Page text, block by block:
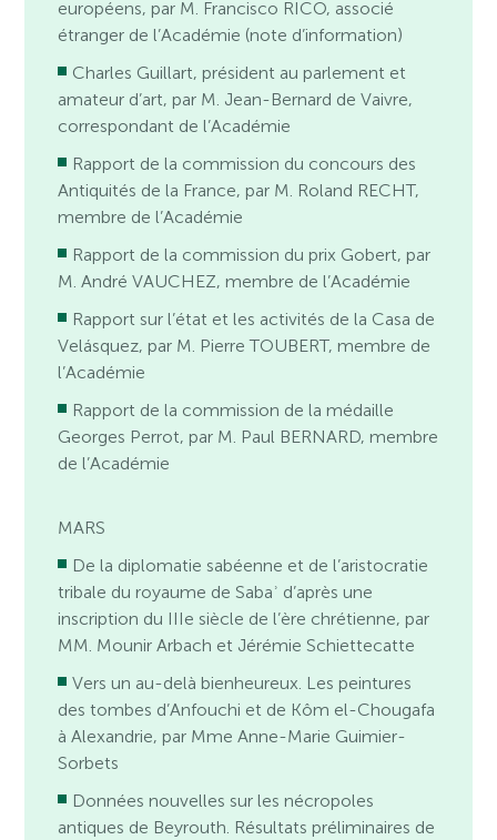
européens, par M. Francisco RICO, associé
étranger de l’Académie (note d’information)
Charles Guillart, président au parlement et
amateur d’art, par M. Jean-Bernard de Vaivre,
correspondant de l’Académie
Rapport de la commission du concours des
Antiquités de la France, par M. Roland RECHT,
membre de l’Académie
Rapport de la commission du prix Gobert, par
M. André VAUCHEZ, membre de l’Académie
Rapport sur l’état et les activités de la Casa de
Velásquez, par M. Pierre TOUBERT, membre de
l’Académie
Rapport de la commission de la médaille
Georges Perrot, par M. Paul BERNARD, membre
de l’Académie
MARS
De la diplomatie sabéenne et de l’aristocratie
tribale du royaume de Sabaʾ d’après une
inscription du IIIe siècle de l’ère chrétienne, par
MM. Mounir Arbach et Jérémie Schiettecatte
Vers un au-delà bienheureux. Les peintures
des tombes d’Anfouchi et de Kôm el-Chougafa
à Alexandrie, par Mme Anne-Marie Guimier-
Sorbets
Données nouvelles sur les nécropoles
antiques de Beyrouth. Résultats préliminaires de